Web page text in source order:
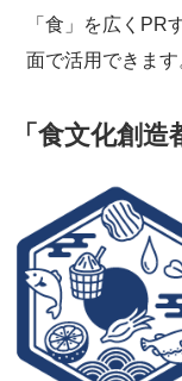
「食」を広くPR
面で活用できます
「食文化創